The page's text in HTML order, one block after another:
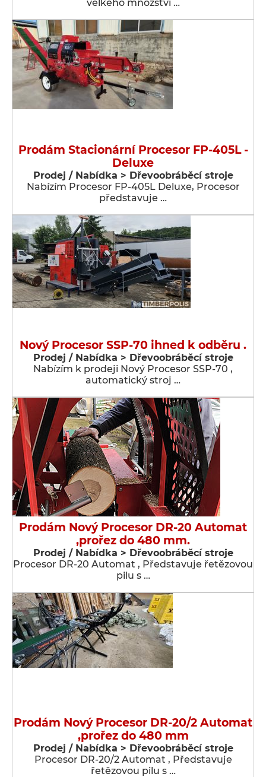
velkého množství …
Prodám Stacionární Procesor FP-405L -
Deluxe
Prodej / Nabídka > Dřevoobráběcí stroje
Nabízím Procesor FP-405L Deluxe, Procesor
představuje …
Nový Procesor SSP-70 ihned k odběru .
Prodej / Nabídka > Dřevoobráběcí stroje
Nabízím k prodeji Nový Procesor SSP-70 ,
automatický stroj …
Prodám Nový Procesor DR-20 Automat
,prořez do 480 mm.
Prodej / Nabídka > Dřevoobráběcí stroje
Procesor DR-20 Automat , Představuje řetězovou
pilu s …
Prodám Nový Procesor DR-20/2 Automat
,prořez do 480 mm
Prodej / Nabídka > Dřevoobráběcí stroje
Procesor DR-20/2 Automat , Představuje
řetězovou pilu s …